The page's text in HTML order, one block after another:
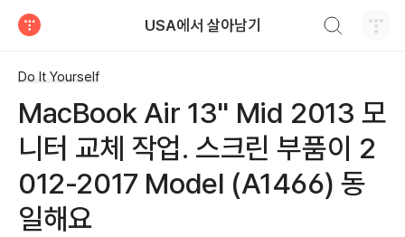
USA에서 살아남기
Do It Yourself
MacBook Air 13" Mid 2013 모
니터 교체 작업. 스크린 부품이 2
012-2017 Model (A1466) 동
일해요